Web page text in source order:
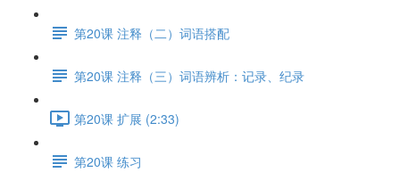
第20课 注释（二）词语搭配
第20课 注释（三）词语辨析：记录、纪录
第20课 扩展 (2:33)
第20课 练习